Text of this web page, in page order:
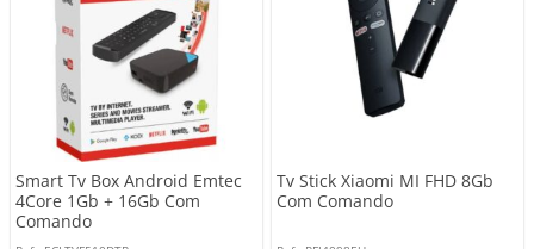
Smart Tv Box Android Emtec
4Core 1Gb + 16Gb Com
Comando
Tv Stick Xiaomi MI FHD 8Gb
Com Comando